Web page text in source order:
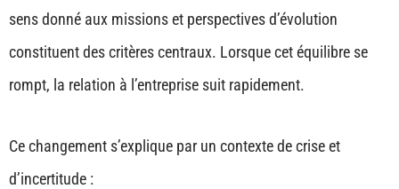
sens donné aux missions et perspectives d’évolution
constituent des critères centraux. Lorsque cet équilibre se
rompt, la relation à l’entreprise suit rapidement.
Ce changement s’explique par un contexte de crise et
d’incertitude :